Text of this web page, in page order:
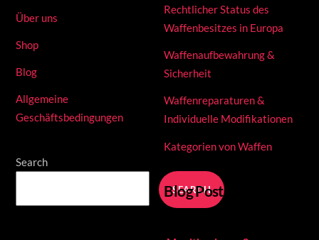
Über uns
Shop
Blog
Allgemeine
Geschäftsbedingungen
Search
SEARCH
Rechtlicher Status des
Waffenbesitzes in Europa
Waffenaufbewahrung &
Sicherheit
Waffenreparaturen &
Individuelle Modifikationen
Kategorien von Waffen
Blog Posts